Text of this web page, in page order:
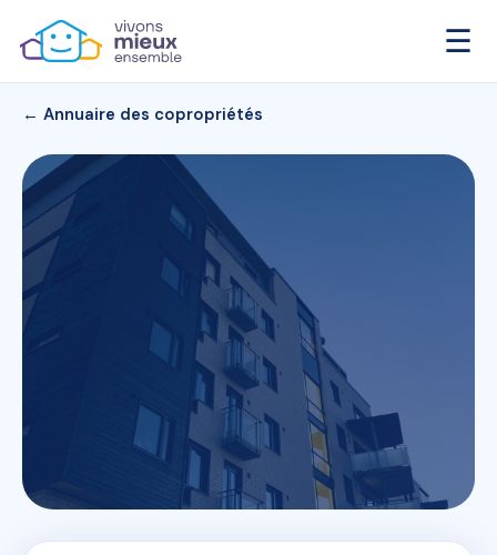
☰
← Annuaire des copropriétés